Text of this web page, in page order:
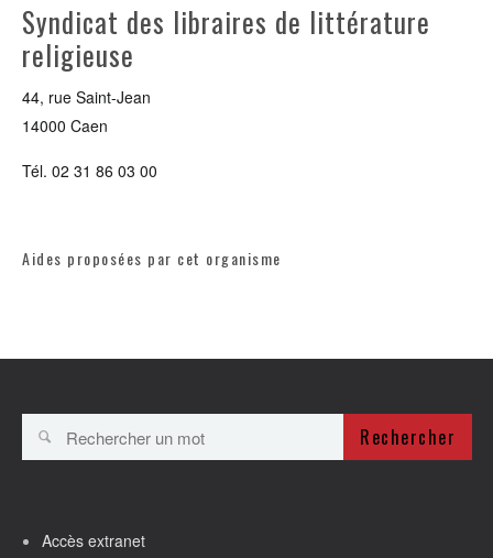
Syndicat des libraires de littérature
religieuse
44, rue Saint-Jean
14000 Caen
Tél. 02 31 86 03 00
Aides proposées par cet organisme
Rechercher
Accès extranet